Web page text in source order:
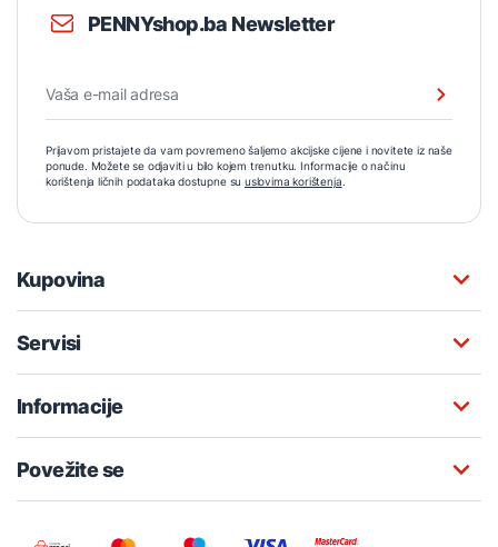
PENNYshop.ba Newsletter
Prijavom pristajete da vam povremeno šaljemo akcijske cijene i novitete iz naše
ponude. Možete se odjaviti u bilo kojem trenutku. Informacije o načinu
korištenja ličnih podataka dostupne su uslovima korištenja.
Kupovina
Servisi
Informacije
Povežite se